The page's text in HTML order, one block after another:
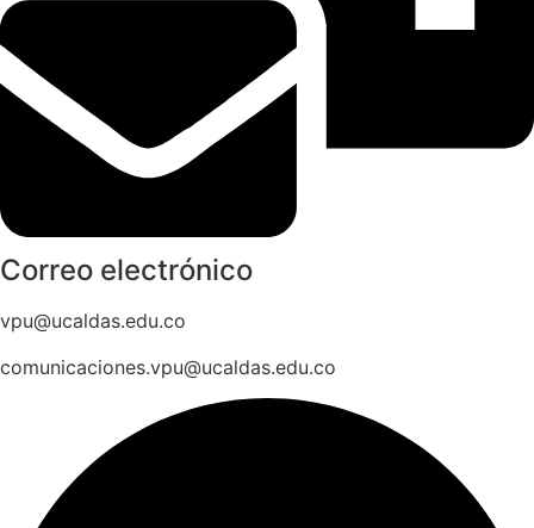
Correo electrónico
vpu@ucaldas.edu.co
comunicaciones.vpu@ucaldas.edu.co